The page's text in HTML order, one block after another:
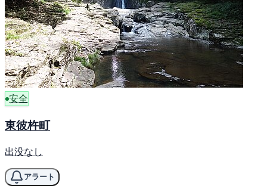
安全
東彼杵町
出没なし
アラート